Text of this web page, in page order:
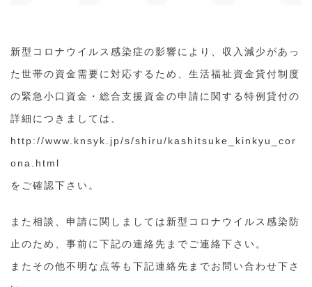
新型コロナウイルス感染症の影響により、収入減少があっ
た世帯の資金需要に対応するため、生活福祉資金貸付制度
の緊急小口資金・総合支援資金の申請に関する特例貸付の
詳細につきましては、
http://www.knsyk.jp/s/shiru/kashitsuke_kinkyu_cor
ona.html
をご確認下さい。
また相談、申請に関しましては新型コロナウイルス感染防
止のため、事前に下記の連絡先までご連絡下さい。
またその他不明な点等も下記連絡先までお問い合わせ下さ